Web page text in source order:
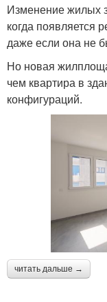
Изменение жилых
когда появляется
даже если она не
Но новая
чем квартира в
конфигураций.
читать дальше →